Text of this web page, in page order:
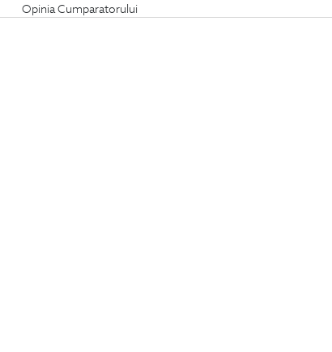
Opinia Cumparatorului